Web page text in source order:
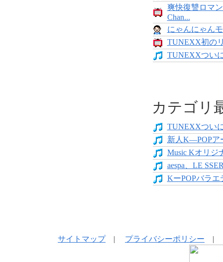
爽快復讐ロマ
Chan...
にゃんにゃん
TUNEXX初の
TUNEXXつい
カテゴリ
TUNEXXつい
新人K―POPア
Music Kオリジ
aespa、LE
KーPOPバラエ
サイトマップ| プライバシーポリシー